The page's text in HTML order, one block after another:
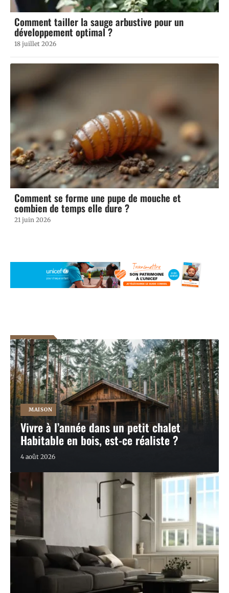
Comment tailler la sauge arbustive pour un
développement optimal ?
18 juillet 2026
Comment se forme une pupe de mouche et
combien de temps elle dure ?
21 juin 2026
Maison En voir plus
MAISON
Vivre à l’année dans un petit chalet
Habitable en bois, est-ce réaliste ?
4 août 2026